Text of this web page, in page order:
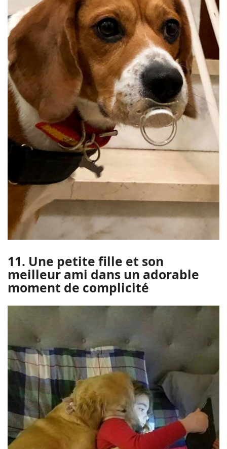
11. Une petite fille et son
meilleur ami dans un adorable
moment de complicité